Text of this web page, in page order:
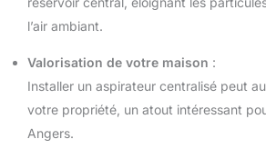
l’air ambiant.
Valorisation de votre maison :
Installer un aspirateur centralisé peut
votre propriété, un atout intéressant
Angers.